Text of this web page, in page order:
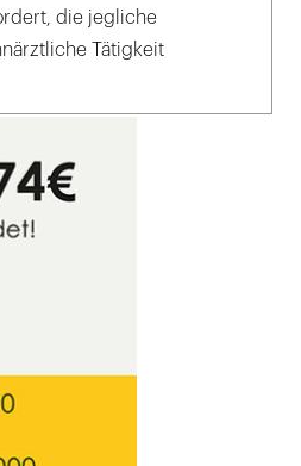
die jegliche
Tätigkeit